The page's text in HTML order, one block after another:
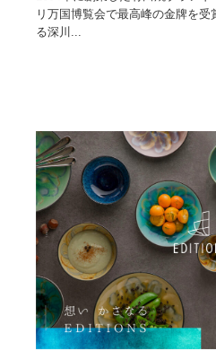
アート・芸術・美術館・美術展・
鉛筆画・木炭画・デッサン・クロ
GWD スタッフお気に入り
Drawing Software / お絵かきソフト
Drawing Software / お絵かきソフト
ニュース・マガジン・メディア・
ニュース・マガジン・メディア・
リ万国博覧会で最高峰の金牌を
る深川...